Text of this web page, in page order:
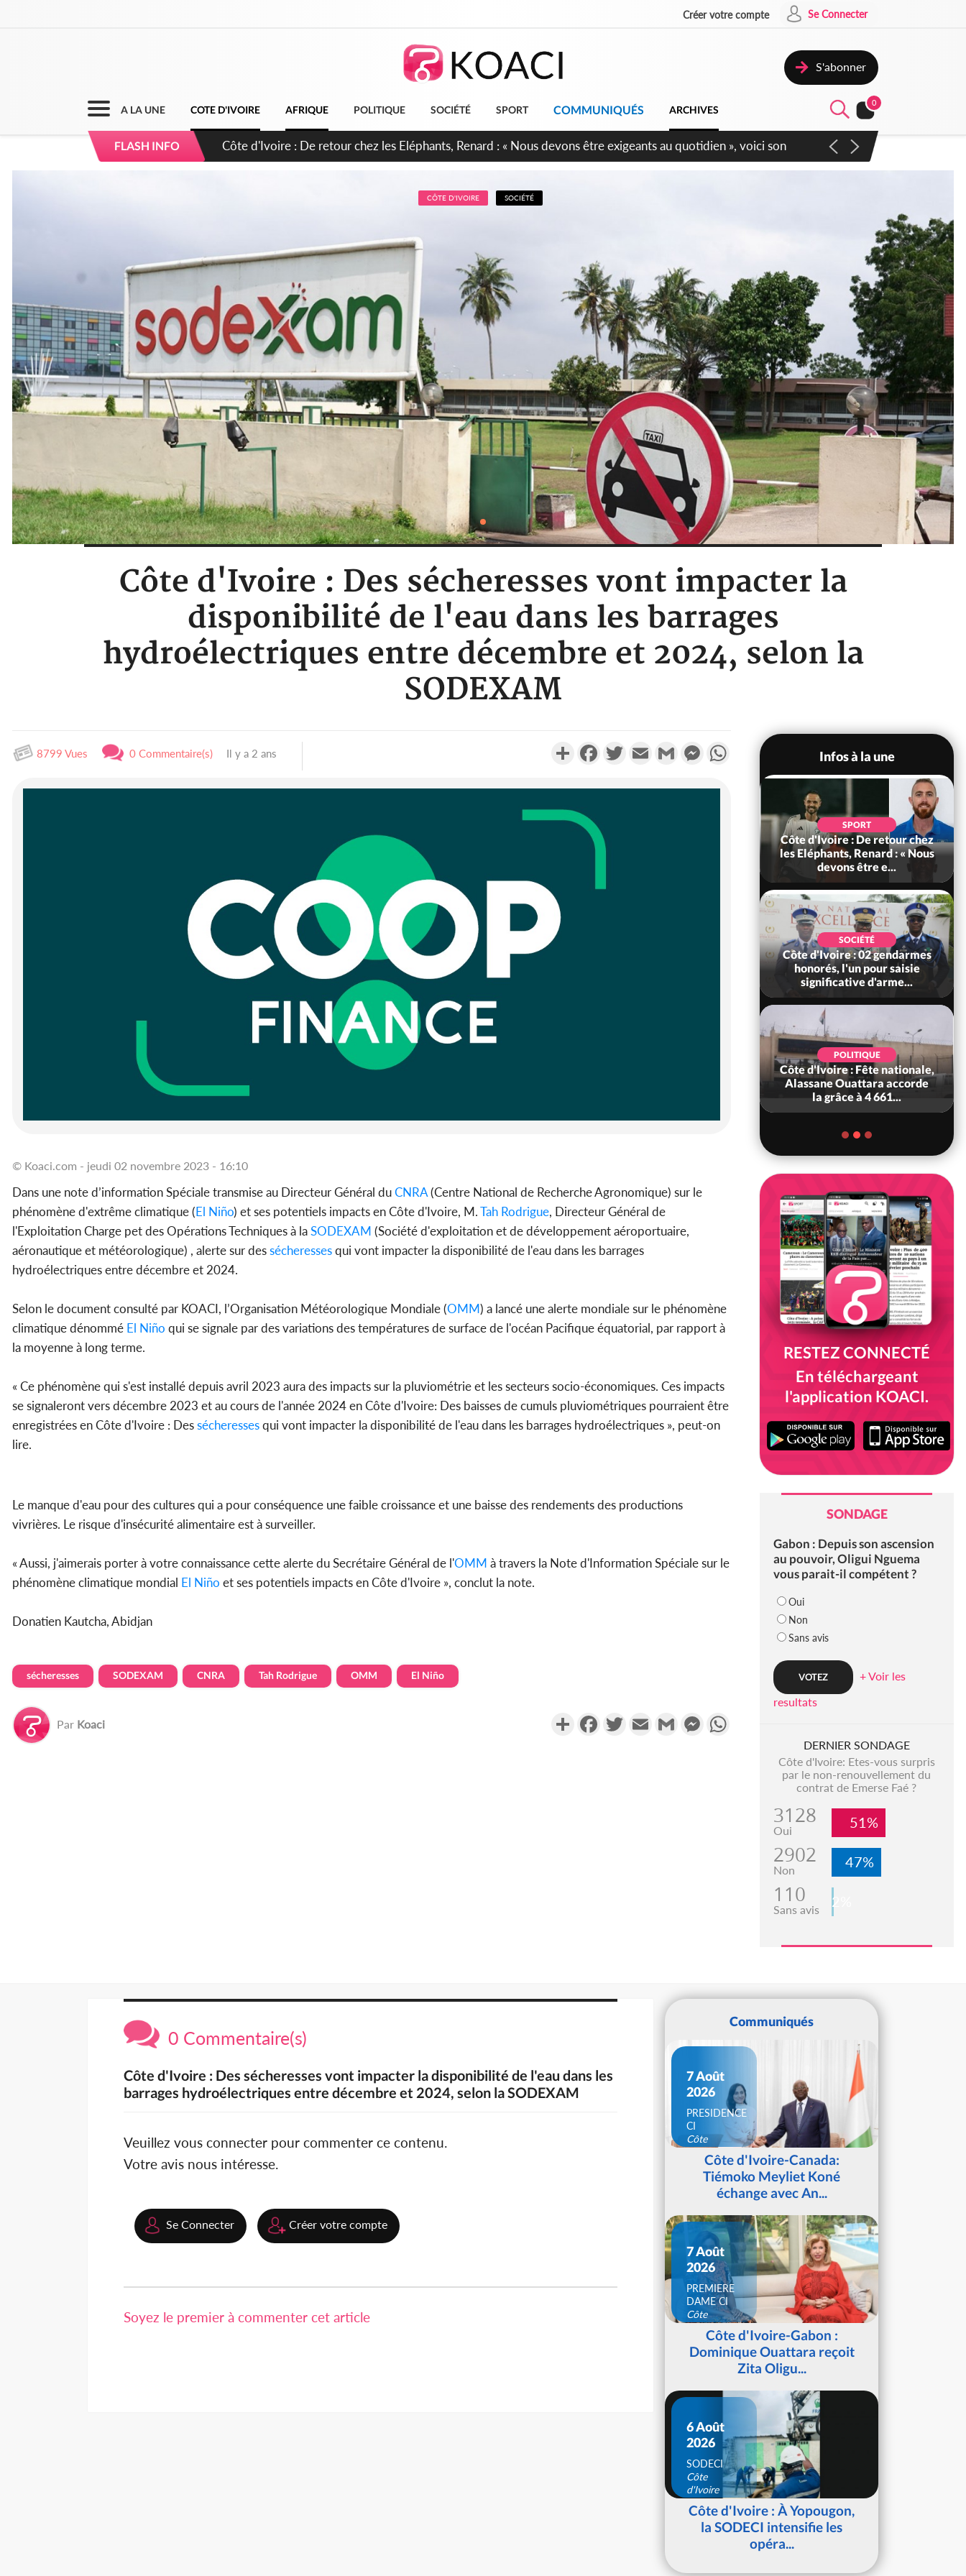
Créer votre compte Se Connecter
S'abonner
A LA UNE COTE D'IVOIRE AFRIQUE POLITIQUE SOCIÉTÉ SPORT COMMUNIQUÉS ARCHIVES
0
FLASH INFO
Côte d'Ivoire : 66e anniversaire de l'Indépendance, les Forces de Défense et de Sécurité affichent leur
CÔTE D'IVOIRE SOCIÉTÉ
Côte d'Ivoire : Des sécheresses vont impacter la
disponibilité de l'eau dans les barrages
hydroélectriques entre décembre et 2024, selon la
SODEXAM
8799 Vues 0 Commentaire(s) Il y a 2 ans PartagerFacebookTwitterEmail Gmail MessengerWhatsApp
© Koaci.com - jeudi 02 novembre 2023 - 16:10
Dans une note d’information Spéciale transmise au Directeur Général duCNRA(Centre National de Recherche Agronomique) sur le
phénomène d'extrême climatique (El Niño) et ses potentiels impacts en Côte d'Ivoire, M.Tah Rodrigue, Directeur Général de
l'Exploitation Charge pet des Opérations Techniques à laSODEXAM (Société d'exploitation et de développement aéroportuaire,
aéronautique et météorologique) , alerte sur dessécheressesqui vont impacter la disponibilité de l'eau dans les barrages
hydroélectriques entre décembre et 2024.
Selon le document consulté par KOACI, l’Organisation Météorologique Mondiale (OMM) a lancé une alerte mondiale sur le phénomène
climatique dénommé El Niño qui se signale par des variations des températures de surface de l'océan Pacifique équatorial, par rapport à
la moyenne à long terme.
« Ce phénomène qui s'est installé depuis avril 2023 aura des impacts sur la pluviométrie et les secteurs socio-économiques. Ces impacts
se signaleront vers décembre 2023 et au cours de l'année 2024 en Côte d'Ivoire: Des baisses de cumuls pluviométriques pourraient être
enregistrées en Côte d'Ivoire : Dessécheressesqui vont impacter la disponibilité de l'eau dans les barrages hydroélectriques », peut-on
lire.
Le manque d'eau pour des cultures qui a pour conséquence une faible croissance et une baisse des rendements des productions
vivrières. Le risque d'insécurité alimentaire est à surveiller.
« Aussi, j'aimerais porter à votre connaissance cette alerte du Secrétaire Général de l'OMM à travers la Note d'Information Spéciale sur le
phénomène climatique mondial El Niño et ses potentiels impacts en Côte d'Ivoire », conclut la note.
Donatien Kautcha, Abidjan
sécheresses SODEXAM CNRA Tah Rodrigue OMM El Niño
Par Koaci PartagerFacebookTwitterEmail Gmail Messenger
Infos à la une
l'Indépendance, les Forces de
SPORT
Côte d'Ivoire : De retour chez
les Eléphants, Renard : « Nous
devons être e...
SOCIÉTÉ
Côte d'Ivoire : 02 gendarmes
honorés, l'un pour saisie
significative d'arme...
POLITIQUE
Côte d'Ivoire : Fête nationale,
Alassane Ouattara accorde
la grâce à 4 661...
RESTEZ CONNECTÉ
En téléchargeant
l'application KOACI.
SONDAGE
Gabon : Depuis son ascension
au pouvoir, Oligui Nguema
vous parait-il compétent ?
Oui
Non
Sans avis
+ Voir les
resultats
DERNIER SONDAGE
Côte d'Ivoire: Etes-vous surpris
par le non-renouvellement du
contrat de Emerse Faé ?
3128
Oui 51%
2902
Non 47%
110
Sans avis 2%
0 Commentaire(s)
Côte d'Ivoire : Des sécheresses vont impacter la disponibilité de l'eau dans les
barrages hydroélectriques entre décembre et 2024, selon la SODEXAM
Veuillez vous connecter pour commenter ce contenu.
Votre avis nous intéresse.
Se Connecter Créer votre compte
Soyez le premier à commenter cet article
Communiqués
7 Août
2026
PRESIDENCE
CI
Côte
d'IvoireCôte d'Ivoire-Canada:
Tiémoko Meyliet Koné
échange avec An...
7 Août
2026
PREMIERE
DAME CI
Côte
d'IvoireCôte d'Ivoire-Gabon :
Dominique Ouattara reçoit
Zita Oligu...
6 Août
2026
SODECI
Côte
d'Ivoire
Côte d'Ivoire : À Yopougon,
la SODECI intensifie les
opéra...